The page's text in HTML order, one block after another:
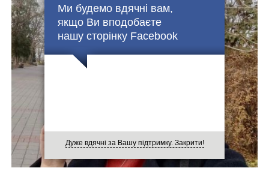
Ми будемо вдячні вам,
якщо Ви вподобаєте
нашу сторінку Facebook
Дуже вдячні за Вашу підтримку. Закрити!